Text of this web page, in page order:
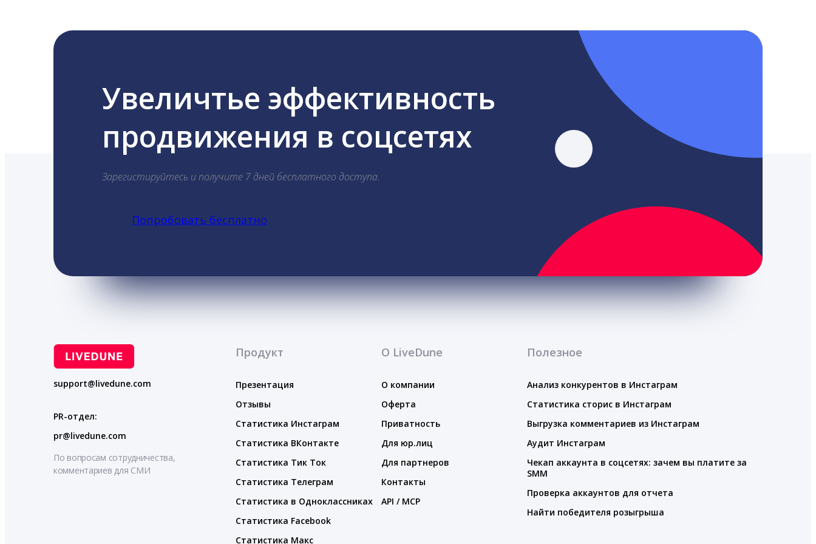
Увеличтье эффективность
продвижения в соцсетях
Зарегистируйтесь и получите 7 дней бесплатного доступа.
Попробовать бесплатно
support@livedune.com
PR-отдел:
pr@livedune.com
По вопросам сотрудничества,
комментариев для СМИ
Продукт
Презентация
Отзывы
Статистика Инстаграм
Статистика ВКонтакте
Статистика Тик Ток
Статистика Телеграм
Статистика в Одноклассниках
Статистика Facebook
Статистика Макс
О LiveDune
О компании
Оферта
Приватность
Для юр.лиц
Для партнеров
Контакты
API / MCP
Полезное
Анализ конкурентов в Инстаграм
Статистика сторис в Инстаграм
Выгрузка комментариев из Инстаграм
Аудит Инстаграм
Чекап аккаунта в соцсетях: зачем вы платите за
SMM
Проверка аккаунтов для отчета
Найти победителя розыгрыша